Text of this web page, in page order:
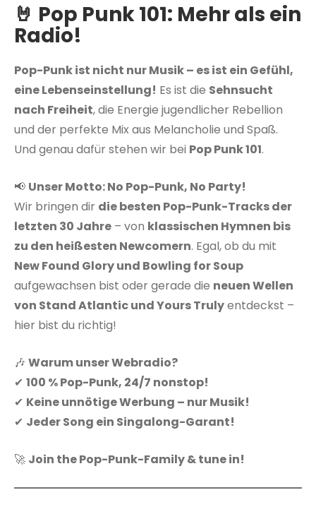
🤘 Pop Punk 101: Mehr als ein
Radio!
Pop-Punk ist nicht nur Musik – es ist ein Gefühl,
eine Lebenseinstellung! Es ist die Sehnsucht
nach Freiheit, die Energie jugendlicher Rebellion
und der perfekte Mix aus Melancholie und Spaß.
Und genau dafür stehen wir bei Pop Punk 101.
📢 Unser Motto: No Pop-Punk, No Party!
Wir bringen dir die besten Pop-Punk-Tracks der
letzten 30 Jahre – von klassischen Hymnen bis
zu den heißesten Newcomern. Egal, ob du mit
New Found Glory und Bowling for Soup
aufgewachsen bist oder gerade die neuen Wellen
von Stand Atlantic und Yours Trulyentdeckst –
hier bist du richtig!
🎶 Warum unser Webradio?
✔ 100 % Pop-Punk, 24/7 nonstop!
✔ Keine unnötige Werbung – nur Musik!
✔ Jeder Song ein Singalong-Garant!
🚀 Join the Pop-Punk-Family & tune in!